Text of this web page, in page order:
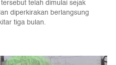
telah dimulai sejak
diperkirakan berlangsung
tiga bulan.